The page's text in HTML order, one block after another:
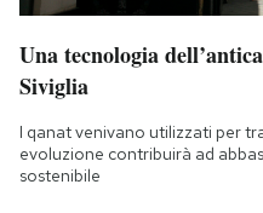
Una tecnologia
Siviglia
I qanat venivano utilizzati per
evoluzione contribuirà ad
sostenibile